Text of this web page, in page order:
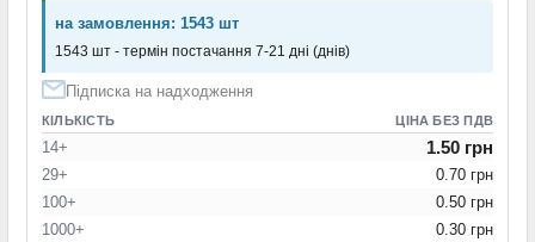
на замовлення: 1543 шт
1543 шт - термін постачання 7-21 дні (днів)
Підписка на надходження
КІЛЬКІСТЬ ЦІНА БЕЗ ПДВ
14+ 1.50 грн
29+
0.70 грн
100+
0.50 грн
1000+
0.30 грн